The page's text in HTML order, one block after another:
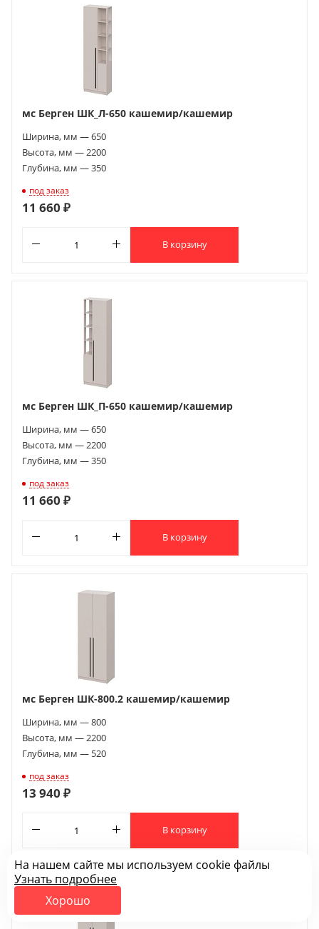
мс Берген ШК_Л-650 кашемир/кашемир
Ширина, мм — 650
Высота, мм — 2200
Глубина, мм — 350
под заказ
11 660 ₽
В корзину
мс Берген ШК_П-650 кашемир/кашемир
Ширина, мм — 650
Высота, мм — 2200
Глубина, мм — 350
под заказ
11 660 ₽
В корзину
мс Берген ШК-800.2 кашемир/кашемир
Ширина, мм — 800
Высота, мм — 2200
Глубина, мм — 520
под заказ
13 940 ₽
В корзину
На нашем сайте мы используем cookie файлы
Узнать подробнее
Хорошо